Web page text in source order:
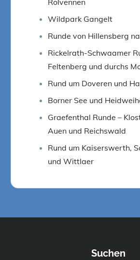
Wildpark Gangelt
Runde von Hillensberg
Rickelrath-Schwaamer
Feltenberg und durchs
Rund um Doveren und
Borner See und
Graefenthal Runde –
Auen und Reichswald
Rund um Kaiserswerth,
und Wittlaer
Suchen